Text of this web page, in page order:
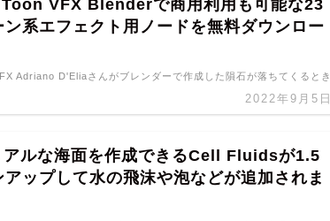
VFX Blenderで商用利用も可能な23
系エフェクト用ノードを無料ダウンロー
2022年9月5日
Adriano D'Eliaさんがブレンダーで作成した隕石が落ちてくるとき
ルな海面を作成できるCell Fluidsが1.5
ップして水の飛沫や泡などが追加されま